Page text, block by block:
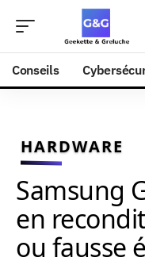
Conseils
HARDWARE
Samsung
en
ou fausse